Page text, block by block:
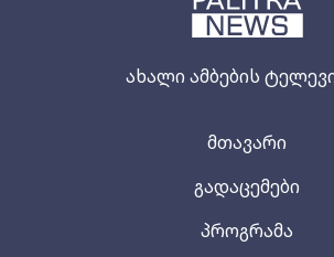
ახალი ამბების
მთავარი
გადაცემები
პროგრამა